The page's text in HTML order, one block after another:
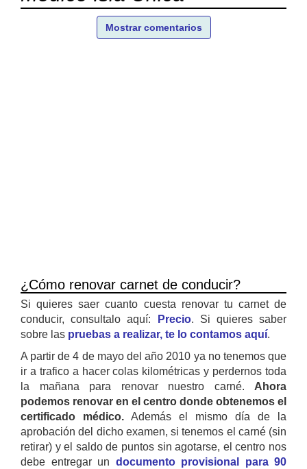
Mostrar comentarios
¿Cómo renovar carnet de conducir?
Si quieres saer cuanto cuesta renovar tu carnet de
conducir, consultalo aquí:
Precio. Si quieres saber
sobre las pruebas a realizar, te lo contamos aquí.
A partir de 4 de mayo del año 2010 ya no tenemos que
ir a trafico a hacer colas kilométricas y perdernos toda
la mañana para renovar nuestro carné. Ahora
podemos renovar en el centro donde obtenemos el
certificado médico. Además el mismo día de la
aprobación del dicho examen, si tenemos el carné (sin
retirar) y el saldo de puntos sin agotarse, el centro nos
debe entregar un documento provisional para 90